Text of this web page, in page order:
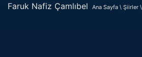
Faruk Nafiz Çamlıbel Ana Sayfa \ Şiirler \